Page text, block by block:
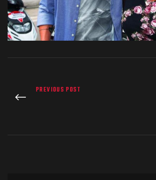
PREVIOUS POST